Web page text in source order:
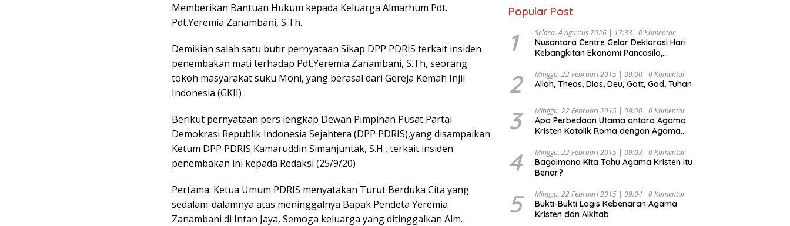
Memberikan Bantuan Hukum kepada Keluarga Almarhum Pdt.
Pdt.Yeremia Zanambani, S.Th.
Demikian salah satu butir pernyataan Sikap DPP PDRIS terkait insiden
penembakan mati terhadap Pdt.Yeremia Zanambani, S.Th, seorang
tokoh masyarakat suku Moni, yang berasal dari Gereja Kemah Injil
Indonesia (GKII) .
Berikut pernyataan pers lengkap Dewan Pimpinan Pusat Partai
Demokrasi Republik Indonesia Sejahtera (DPP PDRIS),yang disampaikan
Ketum DPP PDRIS Kamaruddin Simanjuntak, S.H., terkait insiden
penembakan ini kepada Redaksi (25/9/20)
Pertama: Ketua Umum PDRIS menyatakan Turut Berduka Cita yang
sedalam-dalamnya atas meninggalnya Bapak Pendeta Yeremia
Zanambani di Intan Jaya, Semoga keluarga yang ditinggalkan Alm.
Popular Post
1 Selasa, 4 Agustus 2026 | 17:33 0 Komentar
Nusantara Centre Gelar Deklarasi Hari
Kebangkitan Ekonomi Pancasila,
Djojohadikusumo Anti Penjajahan
(Pergolakan Ekonomi Politik Indonesia) &
Undang Perekonomian Nasional dan
Kesejahteraan Sosial dalam Menata
Bangsa Menuju Indonesia Emas 2045”,
2 Minggu, 22 Februari 2015 | 09:00 0 Komentar
Allah, Theos, Dios, Deu, Gott, God, Tuhan
3 Minggu, 22 Februari 2015 | 09:00 0 Komentar
Apa Perbedaan Utama antara Agama
Kristen Katolik Roma dengan Agama
4 Minggu, 22 Februari 2015 | 09:03 0 Komentar
Bagaimana Kita Tahu Agama Kristen itu
Benar?
5 Minggu, 22 Februari 2015 | 09:04 0 Komentar
Bukti-Bukti Logis Kebenaran Agama
Kristen dan Alkitab